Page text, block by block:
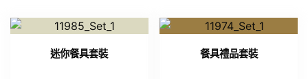
迷你餐具套裝 餐具禮品套裝